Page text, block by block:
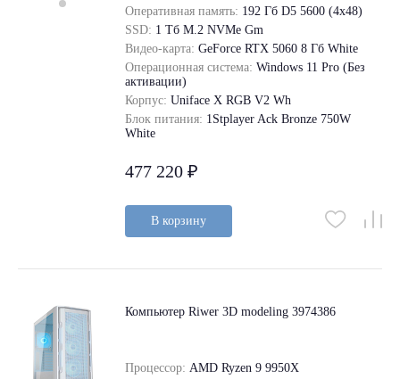
Оперативная память: 192 Гб D5 5600 (4х48)
SSD: 1 Tб M.2 NVMe Gm
Видео-карта: GeForce RTX 5060 8 Гб White
Операционная система: Windows 11 Pro (Без
активации)
Корпус: Uniface X RGB V2 Wh
Блок питания: 1Stplayer Ack Bronze 750W
White
477 220 ₽
В корзину
Компьютер Riwer 3D modeling 3974386
Процессор: AMD Ryzen 9 9950X